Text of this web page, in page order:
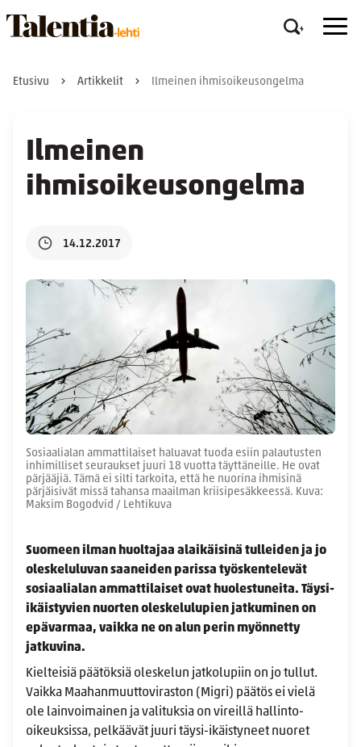
Etusivu Artikkelit Ilmeinen ihmisoikeusongelma
Ilmeinen
ihmisoikeusongelma
14.12.2017
Sosiaalialan ammattilaiset haluavat tuoda esiin palautusten
inhimilliset seuraukset juuri 18 vuotta täyttäneille. He ovat
pärjääjiä. Tämä ei silti tarkoita, että he nuorina ihmisinä
pärjäisivät missä tahansa maailman kriisipesäkkeessä. Kuva:
Maksim Bogodvid / Lehtikuva
Suomeen ilman huoltajaa alaikäisinä tulleiden ja jo
oleskeluluvan saaneiden parissa työskentelevät
sosiaalialan ammattilaiset ovat huolestuneita. Täysi-
ikäistyvien nuorten oleskelulupien jatkuminen on
epävarmaa, vaikka ne on alun perin myönnetty
jatkuvina.
Kielteisiä päätöksiä oleskelun jatkolupiin on jo tullut.
Vaikka Maahanmuuttoviraston (Migri) päätös ei vielä
ole lainvoimainen ja valituksia on vireillä hallinto-
oikeuksissa, pelkäävät juuri täysi-ikäistyneet nuoret